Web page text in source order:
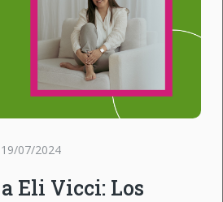
19/07/2024
Eli Vicci: Los